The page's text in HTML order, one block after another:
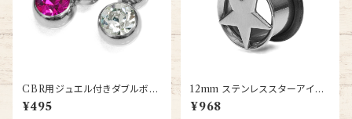
CBR用ジュエル付きダブルボー
ルキャッチ(dm-jm001-ss)
¥495
12mm ステンレススターアイレ
ット(FE-STR003-12-12m-SS
-BA)
¥968